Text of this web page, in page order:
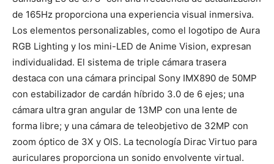
de 165Hz proporciona una experiencia visual inmersiva.
Los elementos personalizables, como el logotipo de Aura
RGB Lighting y los mini-LED de Anime Vision, expresan
individualidad. El sistema de triple cámara trasera
destaca con una cámara principal Sony IMX890 de 50MP
con estabilizador de cardán híbrido 3.0 de 6 ejes; una
cámara ultra gran angular de 13MP con una lente de
forma libre; y una cámara de teleobjetivo de 32MP con
zoom óptico de 3X y OIS. La tecnología Dirac Virtuo para
auriculares proporciona un sonido envolvente virtual.